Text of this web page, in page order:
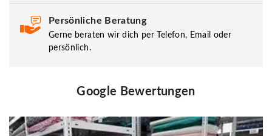
Persönliche Beratung
Gerne beraten wir dich per Telefon, Email oder
persönlich.
Google Bewertungen